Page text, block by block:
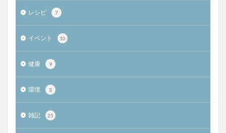
レシピ 7
イベント 10
健康 9
環境 3
雑記 25